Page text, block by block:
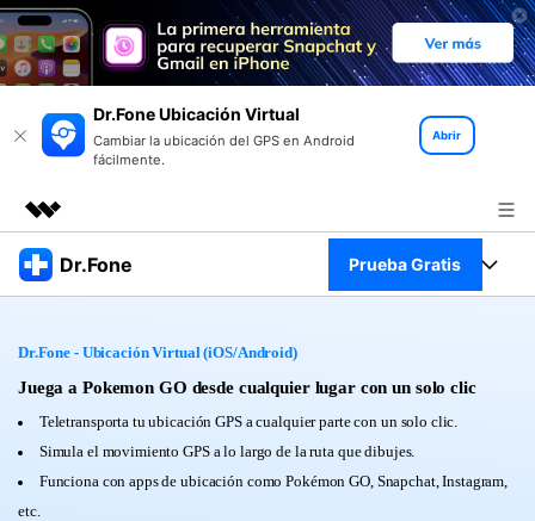
Dr.Fone Ubicación Virtual
Cambiar la ubicación del GPS en Android
fácilmente.
Abrir
Productos destacados
Soluciones
Quiénes somos
Dr.Fone Prueba Gratis
Ver Kit Completo >
Productos
Para PC
Para Celular
Recursos
Dr.Fone - Ubicación Virtual (iOS/Android)
Juega a Pokemon GO desde cualquier lugar con un solo clic
Teletransporta tu ubicación GPS a cualquier parte con un solo clic.
Simula el movimiento GPS a lo largo de la ruta que dibujes.
Funciona con apps de ubicación como Pokémon GO, Snapchat, Instagram,
etc.